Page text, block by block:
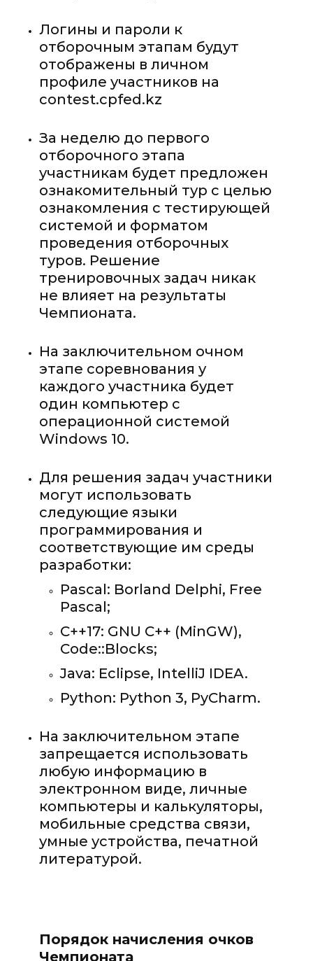
Логины и пароли к
отборочным этапам будут
отображены в личном
профиле участников на
contest.cpfed.kz
За неделю до первого
отборочного этапа
участникам будет предложен
ознакомительный тур с целью
ознакомления с тестирующей
системой и форматом
проведения отборочных
туров. Решение
тренировочных задач никак
не влияет на результаты
Чемпионата.
На заключительном очном
этапе соревнования у
каждого участника будет
один компьютер с
операционной системой
Windows 10.
Для решения задач участники
могут использовать
следующие языки
программирования и
соответствующие им среды
разработки:
Pascal: Borland Delphi, Free
Pascal;
C++17: GNU C++ (MinGW),
Code::Blocks;
Java: Eclipse, IntelliJ IDEA.
Python: Python 3, PyCharm.
На заключительном этапе
запрещается использовать
любую информацию в
электронном виде, личные
компьютеры и калькуляторы,
мобильные средства связи,
умные устройства, печатной
литературой.
Порядок начисления очков
Чемпионата